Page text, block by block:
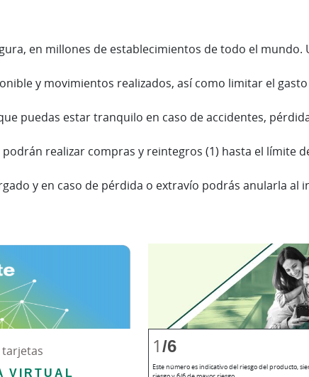
en millones de establecimientos de todo el mundo.
y movimientos realizados, así como limitar el
puedas estar tranquilo en caso de accidentes,
realizar compras y reintegros (1) hasta el límite
y en caso de pérdida o extravío podrás anularla al
VIRTUAL
1/6
Este número es indicativo del riesgo del producto,